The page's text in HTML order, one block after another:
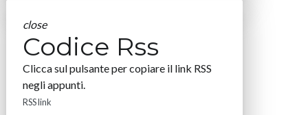
close
Codice Rss
Clicca sul pulsante per copiare il link RSS
negli appunti.
RSS link